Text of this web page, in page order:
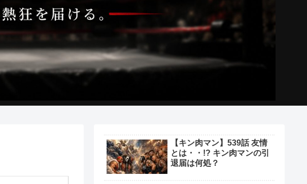
【キン肉マン】539話 友情
とは・・!? キン肉マンの引
退届は何処？